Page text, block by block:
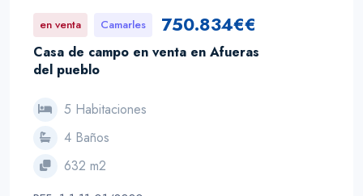
en venta Camarles 750.834€€
Casa de campo en venta en Afueras
del pueblo
5 Habitaciones
4 Baños
632 m2